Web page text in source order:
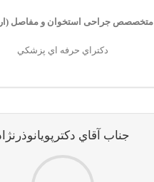
متخصصص جراحی استخوان و مفاصل
دكتراي حرفه اي پزشكي
جناب آقاي